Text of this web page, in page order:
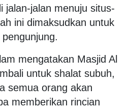
jalan-jalan menuju situs-
ini dimaksudkan untuk
mengatakan Masjid Al
untuk shalat subuh,
semua orang akan
memberikan rincian